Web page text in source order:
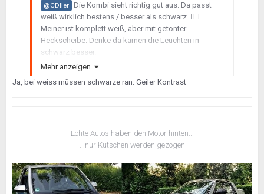
@CDller Die Kombi sieht richtig gut aus. Da passt
weiß wirklich bestens / besser als schwarz. 👍🏼
Meiner ist komplett weiß, aber mit getönter
Heckscheibe. Denke da kämen die Leuchten in
schwarz besser.
Mehr anzeigen
Ja, bei weiss müssen schwarze ran. Geiler Kontrast
Echte Autos haben den Motor hinten...
...nur Kutschen werden gezogen